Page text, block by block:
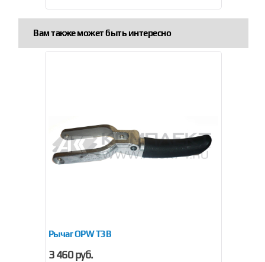
Вам также может быть интересно
Рычаг OPW T3B
3 460 руб.